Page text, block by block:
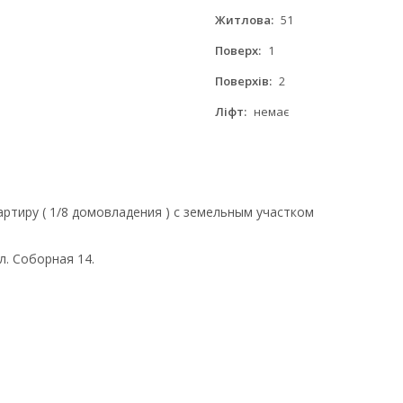
Житлова: 51
Поверх: 1
Поверхів: 2
Ліфт: немає
( 1/8 домовладения ) с земельным участком
Соборная 14.